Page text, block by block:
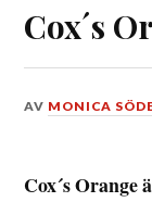
Cox´s
DEN
2025
AV MONICA
Cox´s Orange